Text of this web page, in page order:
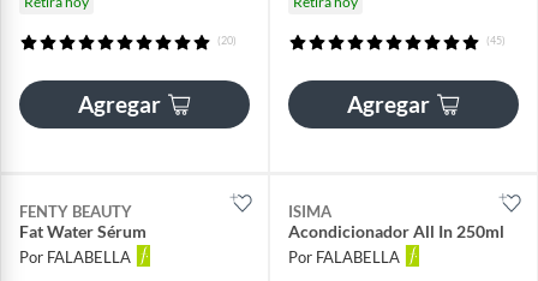
(20)
Agregar
(45)
Agregar
FENTY BEAUTY
Fat Water Sérum
Por FALABELLA
ISIMA
Acondicionador All In 250ml
Por FALABELLA